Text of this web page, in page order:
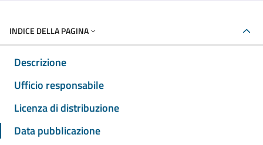
INDICE DELLA PAGINA
Descrizione
Ufficio responsabile
Licenza di distribuzione
Data pubblicazione